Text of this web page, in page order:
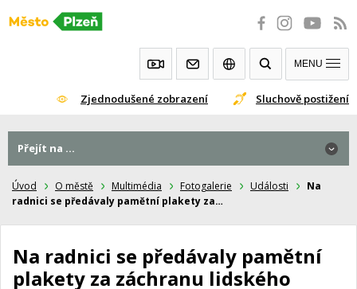
Přeskočit
Zjednodušené zobrazení Sluchově postižení
MENU
Úvod O městě Multimédia Fotogalerie Události
Na
radnici se předávaly pamětní plakety za…
Na radnici se předávaly pamětní
plakety za záchranu lidského
Přejít na ...
Přejít na ...